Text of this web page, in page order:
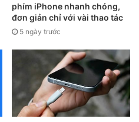
phím iPhone nhanh chóng,
đơn giản chỉ với vài thao tác
5 ngày trước